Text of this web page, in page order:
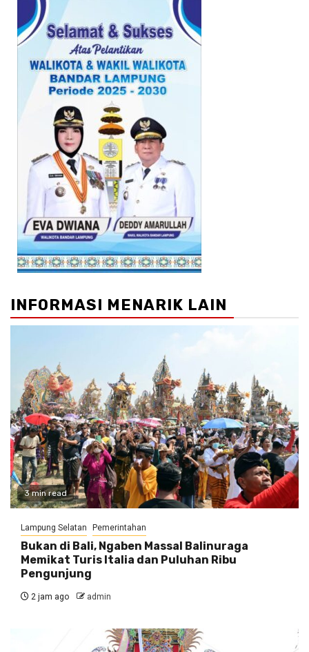
INFORMASI MENARIK LAIN
3 min read
Lampung Selatan Pemerintahan
Bukan di Bali, Ngaben Massal Balinuraga
Memikat Turis Italia dan Puluhan Ribu
Pengunjung
2 jam ago admin